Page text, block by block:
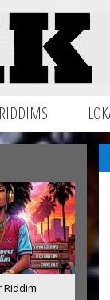
RIDDIMS
Riddim